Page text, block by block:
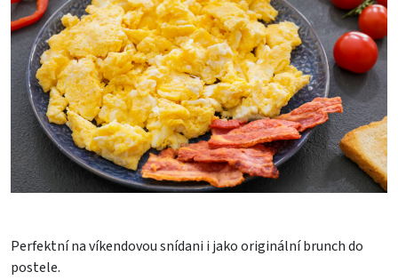
Perfektní na víkendovou snídani i jako originální brunch do
postele.